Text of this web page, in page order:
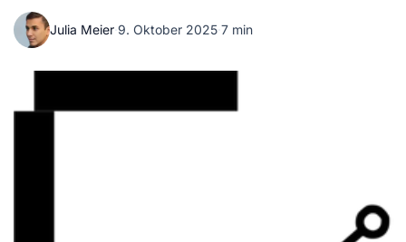
Julia Meier·9. Oktober 2025·7 min